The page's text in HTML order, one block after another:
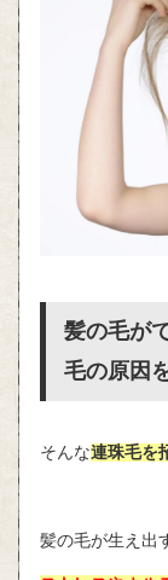
髪の毛が
毛の原因
そんな連珠毛を
髪の毛が生え出